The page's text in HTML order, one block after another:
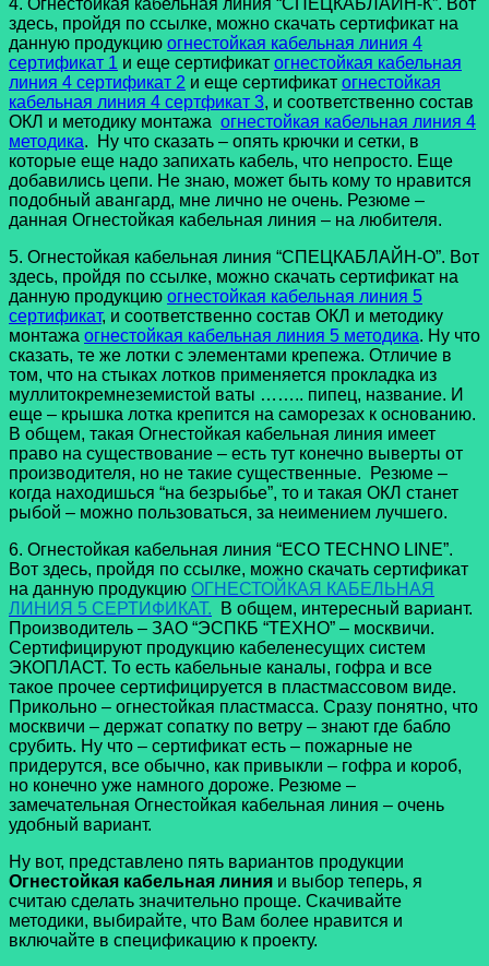
здесь, пройдя по ссылке, можно скачать сертификат на
данную продукцию огнестойкая кабельная линия 4
сертификат 1 и еще сертификат огнестойкая кабельная
линия 4 сертификат 2 и еще сертификат огнестойкая
кабельная линия 4 сертфикат 3, и соответственно состав
ОКЛ и методику монтажа огнестойкая кабельная линия 4
методика. Ну что сказать – опять крючки и сетки, в
которые еще надо запихать кабель, что непросто. Еще
добавились цепи. Не знаю, может быть кому то нравится
подобный авангард, мне лично не очень. Резюме –
данная Огнестойкая кабельная линия – на любителя.
5. Огнестойкая кабельная линия “СПЕЦКАБЛАЙН-О”. Вот
здесь, пройдя по ссылке, можно скачать сертификат на
данную продукцию огнестойкая кабельная линия 5
сертификат, и соответственно состав ОКЛ и методику
монтажа огнестойкая кабельная линия 5 методика. Ну что
сказать, те же лотки с элементами крепежа. Отличие в
том, что на стыках лотков применяется прокладка из
муллитокремнеземистой ваты …….. пипец, название. И
еще – крышка лотка крепится на саморезах к основанию.
В общем, такая Огнестойкая кабельная линия имеет
право на существование – есть тут конечно выверты от
производителя, но не такие существенные. Резюме –
когда находишься “на безрыбье”, то и такая ОКЛ станет
рыбой – можно пользоваться, за неимением лучшего.
6. Огнестойкая кабельная линия “ECO TECHNO LINE”.
Вот здесь, пройдя по ссылке, можно скачать сертификат
на данную продукцию ОГНЕСТОЙКАЯ КАБЕЛЬНАЯ
ЛИНИЯ 5 СЕРТИФИКАТ. В общем, интересный вариант.
Производитель – ЗАО “ЭСПКБ “ТЕХНО” – москвичи.
Сертифицируют продукцию кабеленесущих систем
ЭКОПЛАСТ. То есть кабельные каналы, гофра и все
такое прочее сертифицируется в пластмассовом виде.
Прикольно – огнестойкая пластмасса. Сразу понятно, что
москвичи – держат сопатку по ветру – знают где бабло
срубить. Ну что – сертификат есть – пожарные не
придерутся, все обычно, как привыкли – гофра и короб,
но конечно уже намного дороже. Резюме –
замечательная Огнестойкая кабельная линия – очень
удобный вариант.
Ну вот, представлено пять вариантов продукции
Огнестойкая кабельная линия и выбор теперь, я
считаю сделать значительно проще. Скачивайте
методики, выбирайте, что Вам более нравится и
включайте в спецификацию к проекту.